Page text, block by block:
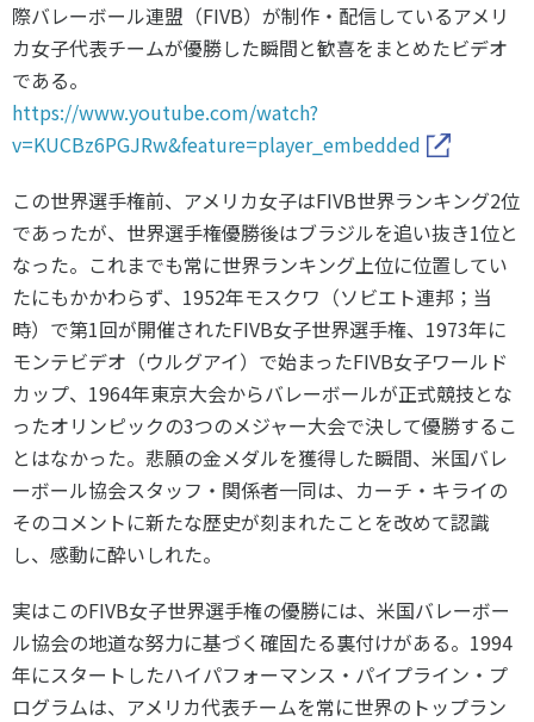
ソーシャルメディア運営方針
社会づくり
自治体との連携
各教育機関との連携
スポーツ振興団体との連携
【動画】スポーツでアクティブなまちづくり
知る学ぶ
SPORT POLICY INCUBATOR ―スポーツ政策の『卵』 ―
Sport Topics
スポーツ 歴史の検証
スポーツ辞典
SSF BOOKS
際バレーボール連盟（FIVB）が制作・配信しているアメリ
カ女子代表チームが優勝した瞬間と歓喜をまとめたビデオ
である。
https://www.youtube.com/watch?
v=KUCBz6PGJRw&feature=player_embedded
この世界選手権前、アメリカ女子はFIVB世界ランキング2位
であったが、世界選手権優勝後はブラジルを追い抜き1位と
なった。これまでも常に世界ランキング上位に位置してい
たにもかかわらず、1952年モスクワ（ソビエト連邦；当
時）で第1回が開催されたFIVB女子世界選手権、1973年に
モンテビデオ（ウルグアイ）で始まったFIVB女子ワールド
カップ、1964年東京大会からバレーボールが正式競技とな
ったオリンピックの3つのメジャー大会で決して優勝するこ
とはなかった。悲願の金メダルを獲得した瞬間、米国バレ
ーボール協会スタッフ・関係者一同は、カーチ・キライの
そのコメントに新たな歴史が刻まれたことを改めて認識
し、感動に酔いしれた。
実はこのFIVB女子世界選手権の優勝には、米国バレーボー
ル協会の地道な努力に基づく確固たる裏付けがある。1994
年にスタートしたハイパフォーマンス・パイプライン・プ
ログラムは、アメリカ代表チームを常に世界のトップラン